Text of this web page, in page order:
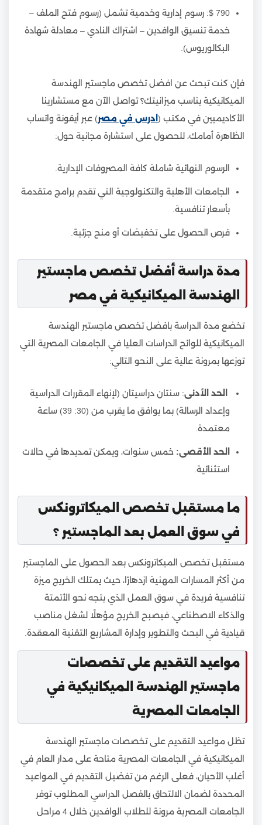
790 $: رسوم إدارية وخدمية تشمل (رسوم فتح الملف –
خدمة تنسيق الوافدين – اشتراك النادي – معادلة شهادة
البكالوريوس).
فإن كنت تبحث عن افضل تخصص ماجستير الهندسة
الميكانيكية يناسب ميزانيتك؟ تواصل الآن مع مستشارينا
الأكاديميين في مكتب ( ادرس في مصر) عبر أيقونة واتساب
الظاهرة أمامك، للحصول على استشارة مجانية حول:
الرسوم النهائية شاملة كافة المصروفات الإدارية.
الجامعات الأهلية والتكنولوجية التي تقدم برامج متقدمة
بأسعار تنافسية.
فرص الحصول على تخفيضات أو منح جزئية.
مدة دراسة أفضل تخصص ماجستير
الهندسة الميكانيكية في مصر
تخضع مدة الدراسة بافضل تخصص ماجستير الهندسة
الميكانيكية للوائح الدراسات العليا في الجامعات المصرية التي
توزعها بمرونة عالية على النحو التالي:
الحد الأدنى: سنتان دراسيتان (لإنهاء المقررات الدراسية
وإعداد الرسالة) بما يوافق ما يقرب من (30: 39) ساعة
معتمدة.
الحد الأقصى: خمس سنوات، ويمكن تمديدها في حالات
استثنائية.
ما مستقبل تخصص الميكاترونكس
في سوق العمل بعد الماجستير ؟
مستقبل تخصص الميكاترونكس بعد الحصول على الماجستير
من أكثر المسارات المهنية ازدهارًا، حيث يمتلك الخريج ميزة
تنافسية فريدة في سوق العمل الذي يتجه نحو الأتمتة
والذكاء الاصطناعي، فيصبح الخريج مؤهلًا لشغل مناصب
قيادية في البحث والتطوير وإدارة المشاريع التقنية المعقدة.
مواعيد التقديم على تخصصات
ماجستير الهندسة الميكانيكية في
الجامعات المصرية
تظل مواعيد التقديم على تخصصات ماجستير الهندسة
الميكانيكية في الجامعات المصرية متاحة على مدار العام في
أغلب الأحيان، فعلى الرغم من تفضيل التقديم في المواعيد
المحددة لضمان الالتحاق بالفصل الدراسي المطلوب توفر
الجامعات المصرية مرونة للطلاب الوافدين خلال 4 مراحل